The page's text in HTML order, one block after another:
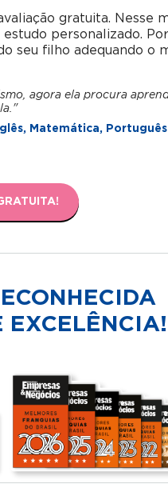
gratuita. Nesse
personalizado.
seu filho adequando o
agora ela procura
Matemática,
EXCELÊNCIA!